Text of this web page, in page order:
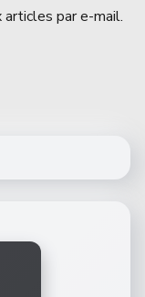
par e-mail.